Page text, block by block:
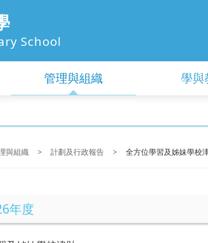
School
管理與組織 學與
與組織 > 計劃及行政報告 > 全方位學習及姊妹學校
年度